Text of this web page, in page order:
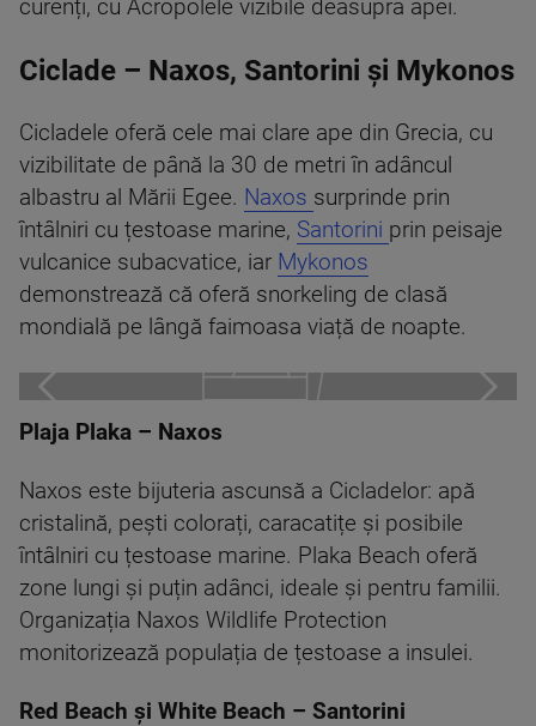
curenți, cu Acropolele vizibile deasupra apei.
Ciclade – Naxos, Santorini și Mykonos
Cicladele oferă cele mai clare ape din Grecia, cu
vizibilitate de până la 30 de metri în adâncul
albastru al Mării Egee. Naxos surprinde prin
întâlniri cu țestoase marine, Santorini prin peisaje
vulcanice subacvatice, iar Mykonos
demonstrează că oferă snorkeling de clasă
mondială pe lângă faimoasa viață de noapte.
Plaja Plaka – Naxos
Naxos este bijuteria ascunsă a Cicladelor: apă
cristalină, pești colorați, caracatițe și posibile
întâlniri cu țestoase marine. Plaka Beach oferă
zone lungi și puțin adânci, ideale și pentru familii.
Organizația Naxos Wildlife Protection
monitorizează populația de țestoase a insulei.
Red Beach și White Beach – Santorini